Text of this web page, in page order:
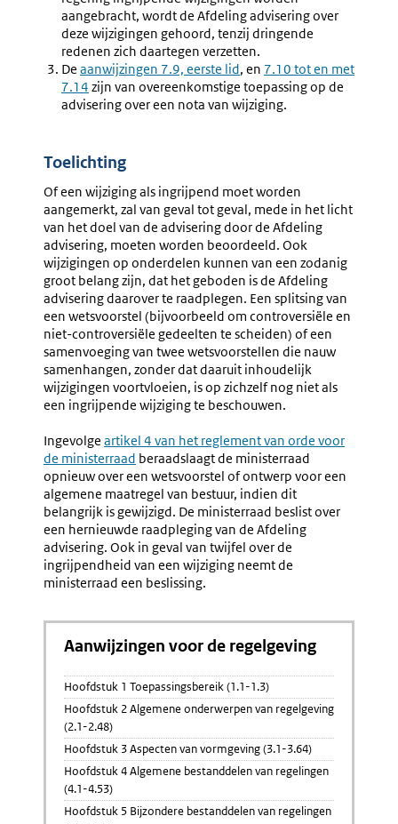
aangebracht, wordt de Afdeling advisering over
deze wijzigingen gehoord, tenzij dringende
redenen zich daartegen verzetten.
De aanwijzingen 7.9, eerste lid, en 7.10 tot en met
7.14 zijn van overeenkomstige toepassing op de
advisering over een nota van wijziging.
Toelichting
Of een wijziging als ingrijpend moet worden
aangemerkt, zal van geval tot geval, mede in het licht
van het doel van de advisering door de Afdeling
advisering, moeten worden beoordeeld. Ook
wijzigingen op onderdelen kunnen van een zodanig
groot belang zijn, dat het geboden is de Afdeling
advisering daarover te raadplegen. Een splitsing van
een wetsvoorstel (bijvoorbeeld om controversiële en
niet-controversiële gedeelten te scheiden) of een
samenvoeging van twee wetsvoorstellen die nauw
samenhangen, zonder dat daaruit inhoudelijk
wijzigingen voortvloeien, is op zichzelf nog niet als
een ingrijpende wijziging te beschouwen.
Ingevolge Externe
link:
artikel 4 van het reglement van orde voor
de ministerraad beraadslaagt de ministerraad
opnieuw over een wetsvoorstel of ontwerp voor een
algemene maatregel van bestuur, indien dit
belangrijk is gewijzigd. De ministerraad beslist over
een hernieuwde raadpleging van de Afdeling
advisering. Ook in geval van twijfel over de
ingrijpendheid van een wijziging neemt de
ministerraad een beslissing.
Aanwijzingen voor de regelgeving
Hoofdstuk 1 Toepassingsbereik (1.1-1.3)
Hoofdstuk 2 Algemene onderwerpen van regelgeving
(2.1-2.48)
Hoofdstuk 3 Aspecten van vormgeving (3.1-3.64)
Hoofdstuk 4 Algemene bestanddelen van regelingen
(4.1-4.53)
Hoofdstuk 5 Bijzondere bestanddelen van regelingen